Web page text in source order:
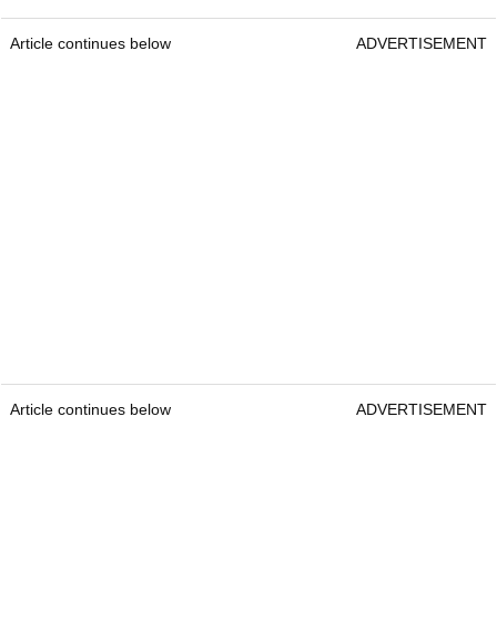
Article continues below ADVERTISEMENT
Article continues below ADVERTISEMENT